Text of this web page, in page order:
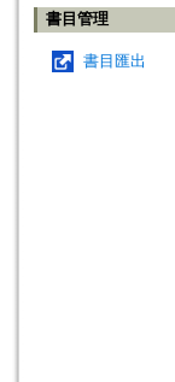
書目管理
書目匯出